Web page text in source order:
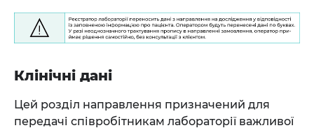
Клінічні дані
Цей розділ направлення призначений для
передачі співробітникам лабораторії важливої